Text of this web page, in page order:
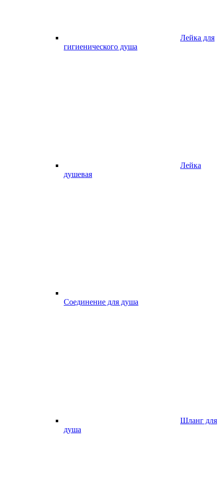
Лейка для
гигиенического душа
Лейка
душевая
Соединение для душа
Шланг для
душа